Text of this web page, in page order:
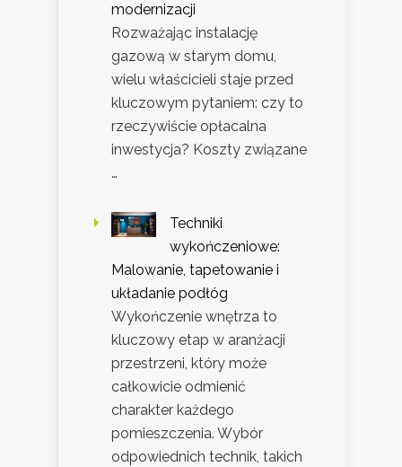
modernizacji
Rozważając instalację
gazową w starym domu,
wielu właścicieli staje przed
kluczowym pytaniem: czy to
rzeczywiście opłacalna
inwestycja? Koszty związane
…
Techniki
wykończeniowe:
Malowanie, tapetowanie i
układanie podłóg
Wykończenie wnętrza to
kluczowy etap w aranżacji
przestrzeni, który może
całkowicie odmienić
charakter każdego
pomieszczenia. Wybór
odpowiednich technik, takich